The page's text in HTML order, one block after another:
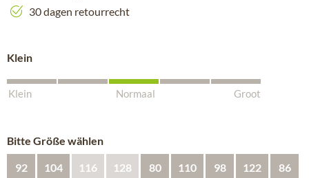
30 dagen retourrecht
Klein
Klein Normaal Groot
Bitte Größe wählen
92 104 116 128 80 110 98 122 86